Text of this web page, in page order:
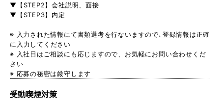
▼【STEP2】会社説明、面接
▼【STEP3】内定
※ 入力された情報にて書類選考を行ないますので､登録情報は正確
に入力してください
※ 入社日はご相談にも応じますので、お気軽にお問い合わせくだ
さい
※ 応募の秘密は厳守します
受動喫煙対策